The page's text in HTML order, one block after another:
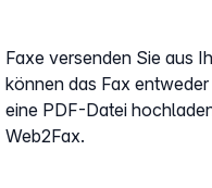
Faxe versenden Sie aus
können das Fax
eine PDF-Datei
Web2Fax.